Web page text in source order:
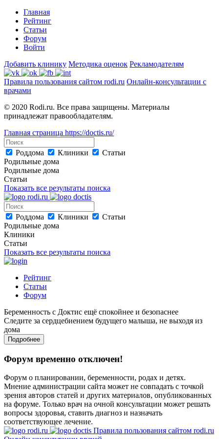
Главная
Рейтинг
Статьи
Форум
Войти
Добавить клинику Методика оценок Рекламодателям
Правила пользования сайтом rodi.ru Онлайн-консультации с
врачами
© 2020 Rodi.ru. Все права защищены. Материалы
принадлежат правообладателям.
Главная страница https://doctis.ru/
Роддома Клиники
Статьи
Родильные дома
Родильные дома
Статьи
Показать все результаты поиска
Роддома Клиники
Статьи
Родильные дома
Клиники
Статьи
Показать все результаты поиска
Рейтинг
Статьи
Форум
Беременность с Доктис ещё спокойнее и безопаснее
Следите за сердцебиением будущего малыша, не выходя из
дома
Подробнее
Форум временно отключен!
Форум о планировании, беременности, родах и детях.
Мнение администрации сайта может не совпадать с точкой
зрения авторов статей и других материалов, опубликованных
на форуме. Только врач на очной консультации может решать
вопросы здоровья, ставить диагноз и назначать
соответствующее лечение.
Правила пользования сайтом rodi.ru